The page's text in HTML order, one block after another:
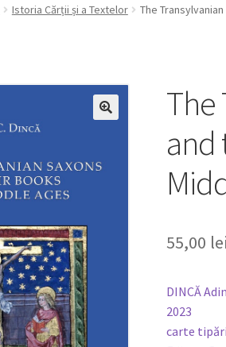
Istoria Cărții și a Textelor The
The
and
55,00 lei
DINCĂ
2023
carte